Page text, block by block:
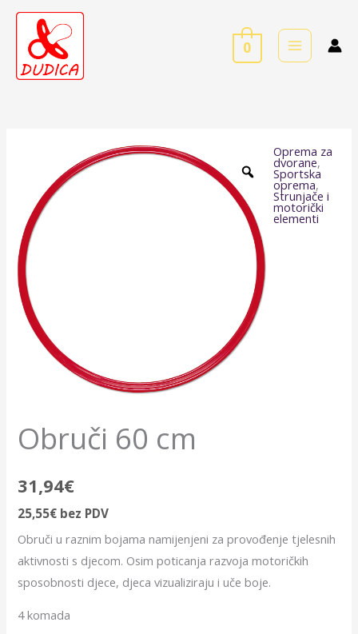
Skip
content
0
Oprema za
dvorane,
Sportska
oprema,
Strunjače i
motorički
elementi
Obruči 60 cm
31,94€
25,55€ bez PDV
Obruči u raznim bojama namijenjeni za provođenje tjelesnih
aktivnosti s djecom. Osim poticanja razvoja motoričkih
sposobnosti djece, djeca vizualiziraju i uče boje.
4 komada
količina